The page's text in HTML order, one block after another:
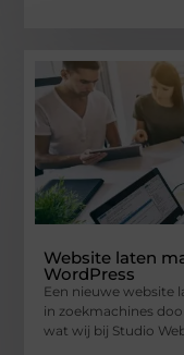
Website laten
WordPress
Een nieuwe website
in zoekmachines
wat wij bij Studio